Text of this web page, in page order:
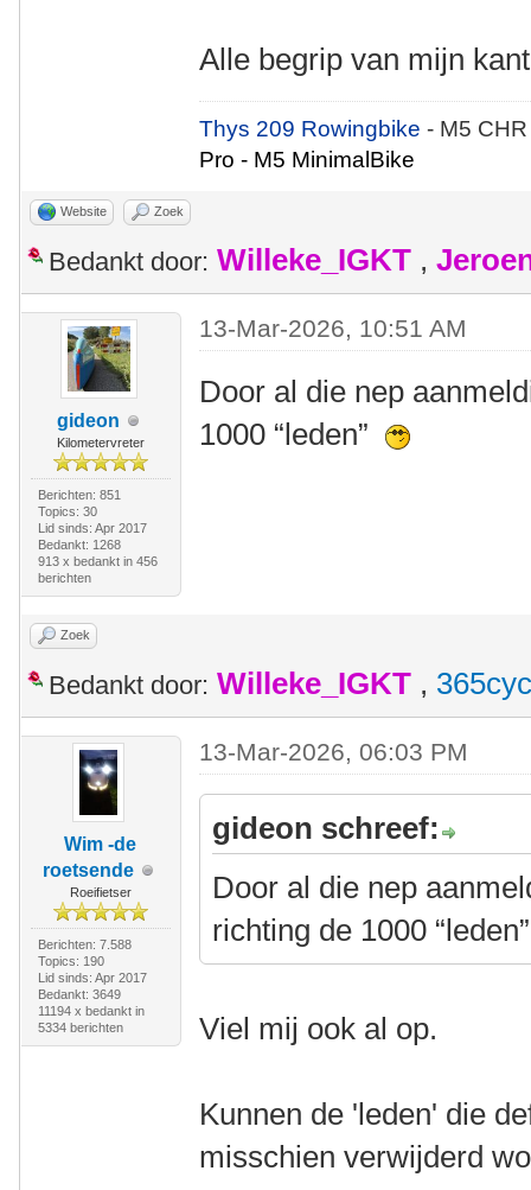
Alle begrip van mijn
Thys 209 Rowingbike- M5
Pro - M5 MinimalBike
Website Zoek
Bedankt door: Willeke_IGKT ,
gideon
Kilometervreter
Berichten: 851
Topics: 30
Lid sinds: Apr 2017
Bedankt: 1268
913 x bedankt in 456
berichten
13-Mar-2026, 10:51 AM
Door al die nep
1000 “leden”
Zoek
Bedankt door: Willeke_IGKT ,
Wim -de
roetsende
Roeifietser
Berichten: 7.588
Topics: 190
Lid sinds: Apr 2017
Bedankt: 3649
11194 x bedankt in
5334 berichten
13-Mar-2026, 06:03 PM
gideon schreef:
Door al die nep
richting de 1000
Viel mij ook al op.
Kunnen de 'leden' die
misschien verwijderd